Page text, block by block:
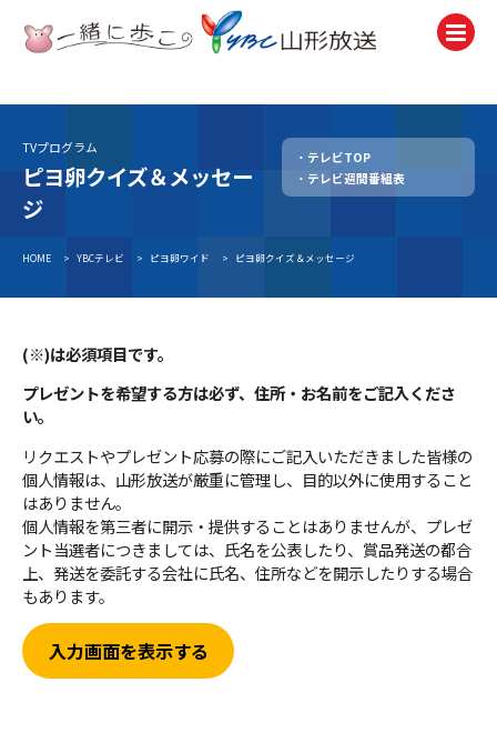
ラジオ
ニュース
Announcer
イベント
試写会・プレゼント
Present
ＹＢＣオンデマンド
やまがた情熱市場
TVプログラム
ピヨ卵クイズ＆メッセー
ジ
テレビTOP
テレビ週間番組表
HOME > YBCテレビ > ピヨ卵ワイド > ピヨ卵クイズ＆メッセージ
(※)は必須項目です。
プレゼントを希望する方は必ず、住所・お名前をご記入くださ
い。
リクエストやプレゼント応募の際にご記入いただきました皆様の
個人情報は、山形放送が厳重に管理し、目的以外に使用すること
はありません。
個人情報を第三者に開示・提供することはありませんが、プレゼ
ント当選者につきましては、氏名を公表したり、賞品発送の都合
上、発送を委託する会社に氏名、住所などを開示したりする場合
もあります。
入力画面を表示する